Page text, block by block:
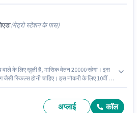
(मेट्रो स्टेशन के पास)
के लिए खुली है, मासिक वेतन ₹20000 रहेगा। इस
स्किल्स होनी चाहिए। इस नौकरी के लिए 10वीं से
रूप से हायर कर रहा है।अप्लाई कॉल